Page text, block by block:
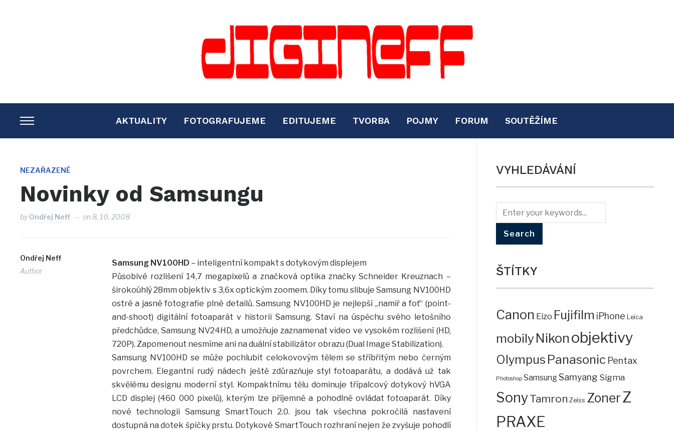
TOGGLE
SIDEBAR
NAVIGATION
AKTUALITY FOTOGRAFUJEME EDITUJEME TVORBA POJMY FORUM SOUTĚŽÍME
NEZAŘAZENÉ
Novinky od Samsungu
byOndřej Neff on8. 10. 2008
Ondřej Neff
Author
Samsung NV100HD – inteligentní kompakt s dotykovým displejem
Působivé rozlišení 14,7 megapixelů a značková optika značky Schneider Kreuznach –
širokoúhlý 28mm objektiv s 3,6x optickým zoomem. Díky tomu slibuje Samsung NV100HD
ostré a jasné fotografie plné detailů. Samsung NV100HD je nejlepší „namiř a foť“ (point-
and-shoot) digitální fotoaparát v historii Samsung. Staví na úspěchu svého letošního
předchůdce, Samsung NV24HD, a umožňuje zaznamenat video ve vysokém rozlišení (HD,
720P). Zapomenout nesmíme ani na duální stabilizátor obrazu (Dual Image Stabilization).
Samsung NV100HD se může pochlubit celokovovým tělem se stříbřitým nebo černým
povrchem. Elegantní rudý nádech ještě zdůrazňuje styl fotoaparátu, a dodává už tak
skvělému designu moderní styl. Kompaktnímu tělu dominuje třípalcový dotykový hVGA
LCD displej (460 000 pixelů), kterým lze příjemně a pohodlně ovládat fotoaparát. Díky
nové technologii Samsung SmartTouch 2.0. jsou tak všechna pokročilá nastavení
dostupná na dotek špičky prstu. Dotykové SmartTouch rozhraní nejen že zvyšuje pohodlí
VYHLEDÁVÁNÍ
ŠTÍTKY
Canon Eizo Fujifilm iPhone Leica
mobilyNikon objektivy
Olympus Panasonic Pentax
Photoshop SamsungSamyang Sigma
SonyTamron Zeiss ZonerZ
PRAXE